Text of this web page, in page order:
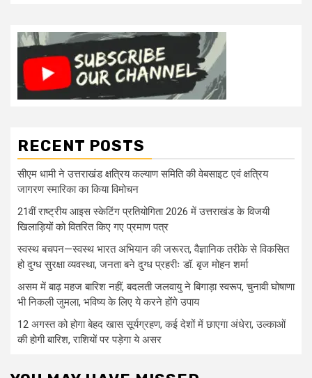
RECENT POSTS
सीएम धामी ने उत्तराखंड क्षत्रिय कल्याण समिति की वेबसाइट एवं क्षत्रिय
जागरण स्मारिका का किया विमोचन
21वीं राष्ट्रीय आइस स्केटिंग प्रतियोगिता 2026 में उत्तराखंड के विजयी
खिलाड़ियों को वितरित किए गए प्रमाण पत्र
स्वस्थ बचपन—स्वस्थ भारत अभियान की जरूरत, वैज्ञानिक तरीके से विकसित
हो दुग्ध सुरक्षा व्यवस्था, जनता बने दुग्ध प्रहरीः डॉ. बृज मोहन शर्मा
असम में बाढ़ महज बारिश नहीं, बदलती जलवायु ने बिगाड़ा स्वरूप, चुनावी घोषाणा
भी निकली जुमला, भविष्य के लिए ये करने होंगे उपाय
12 अगस्त को होगा बेहद खास सूर्यग्रहण, कई देशों में छाएगा अंधेरा, उल्काओं
की होगी बारिश, राशियों पर पड़ेगा ये असर